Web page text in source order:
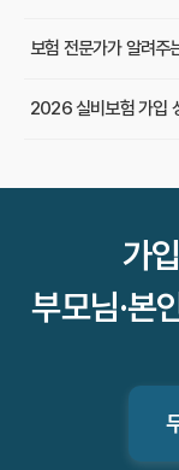
보험 전문가가 알려
2026 실비보험 가입
실비보험 비교사이트
실비보험비교사이트
복잡한 실비보험, 비
가
부모님·본